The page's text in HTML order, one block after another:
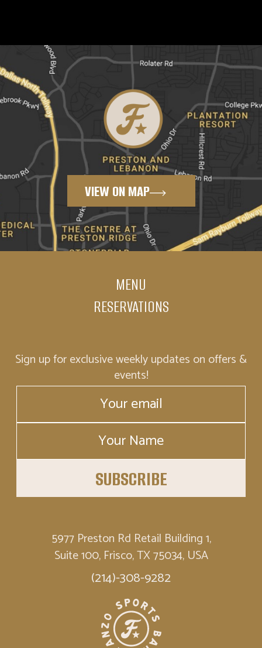
VIEW ON MAP
MENU
RESERVATIONS
Sign up for exclusive weekly updates on offers &
events!
5977 Preston Rd Retail Building 1,
Suite 100, Frisco, TX 75034, USA
(214)-308-9282